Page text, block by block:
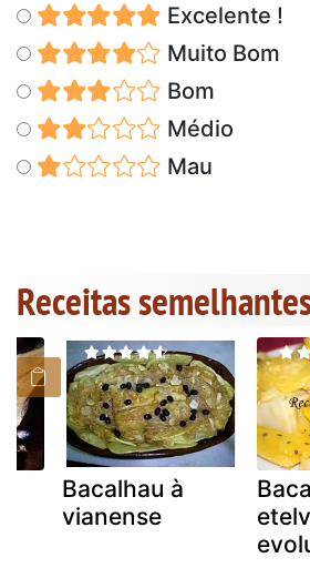
Excelente !
Muito Bom
Bom
Médio
Mau
Receitas
Bacalhau à
vianense